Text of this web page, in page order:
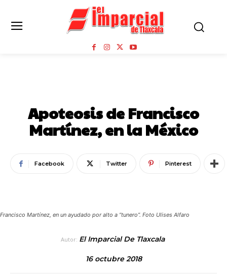
Apoteosis de Francisco
Martínez, en la México
Facebook Twitter Pinterest
Francisco Martínez, en un ayudado por alto a “tunero”. Foto Ulises Alfaro
Autor: El Imparcial De Tlaxcala
16 octubre 2018